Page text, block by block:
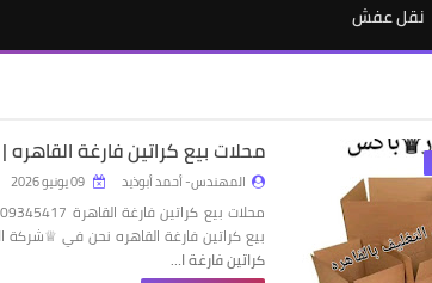
نقل عفش
محلات بيع كراتين فارغة القاهره | 01009345417
المهندس- أحمد أبوذيد
بيع كراتين فارغة القاهره نحن في ♕شركة
كراتين فارغة ا…